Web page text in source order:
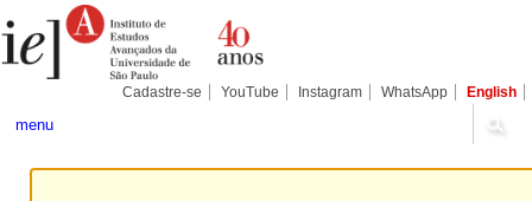
para
conteúdo.
Pessoais
Cadastre-se YouTube Instagram WhatsApp English
menu